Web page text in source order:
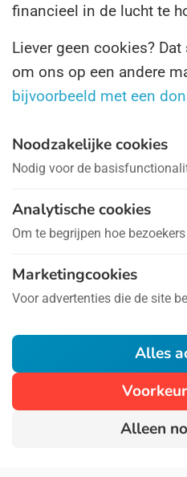
Osteoporose is een
patiënt gevaar voor snelle
ruggenwervels.
financieel in de lucht te
Liever geen cookies?
om ons op een andere
bijvoorbeeld met een
Noodzakelijke cookies
Nodig voor de
Analytische cookies
Om te begrijpen hoe
Marketingcookies
Voor advertenties die de site
Alles
Alleen